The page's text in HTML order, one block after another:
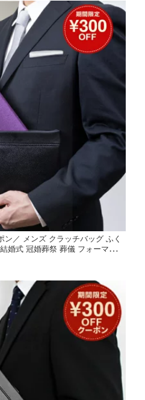
ン／ メンズ クラッチバッグ ふく
婚式 冠婚葬祭 葬儀 フォーマル
レビュー特典あり／